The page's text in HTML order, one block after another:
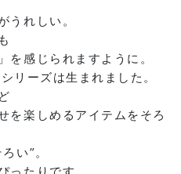
うれしい。
を感じられますように。
リーズは生まれました。
を楽しめるアイテムをそろ
い”。